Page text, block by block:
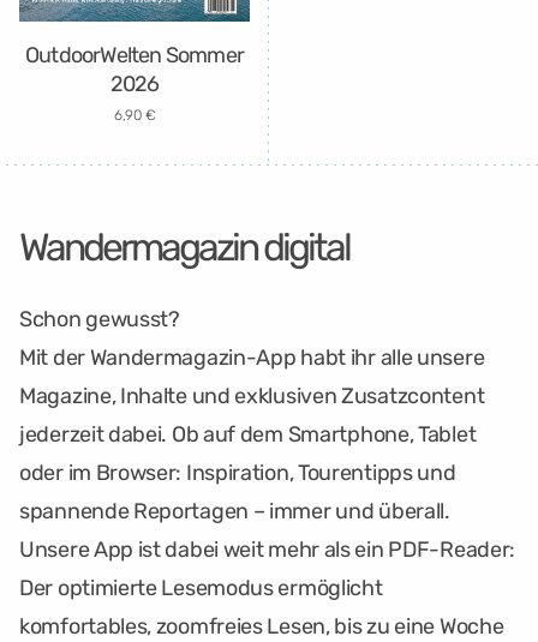
OutdoorWelten Sommer
2026
6,90 €
Wandermagazin digital
Schon gewusst?
Mit der Wandermagazin-App habt ihr alle unsere
Magazine, Inhalte und exklusiven Zusatzcontent
jederzeit dabei. Ob auf dem Smartphone, Tablet
oder im Browser: Inspiration, Tourentipps und
spannende Reportagen – immer und überall.
Unsere App ist dabei weit mehr als ein PDF-Reader:
Der optimierte Lesemodus ermöglicht
komfortables, zoomfreies Lesen, bis zu eine Woche